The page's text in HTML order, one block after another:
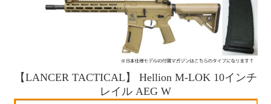
【LANCER TACTICAL】 Hellion M-LOK 10インチ
レイル AEG W